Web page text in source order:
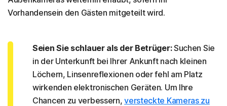
Vorhandensein den Gästen mitgeteilt wird.
Seien Sie schlauer als der Betrüger:Suchen Sie
in der Unterkunft bei Ihrer Ankunft nach kleinen
Löchern, Linsenreflexionen oder fehl am Platz
wirkenden elektronischen Geräten. Um Ihre
Chancen zu verbessern,versteckte Kameras zu